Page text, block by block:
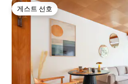
게스트 선호
게스트 선호